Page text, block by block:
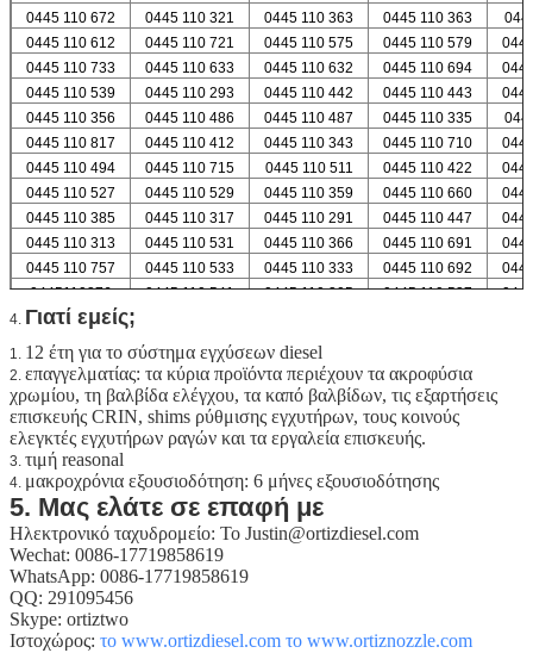
0445 110 672
0445 110 321 0445 110 363 0445 110 363
0445 110 612
0445 110 721 0445 110 575 0445 110 579
0445 110 733
0445 110 633 0445 110 632 0445 110 694
0445 110 539
0445 110 293 0445 110 442 0445 110 443
0445 110 356
0445 110 486 0445 110 487 0445 110 335
0445 110 817
0445 110 412 0445 110 343 0445 110 710
0445 110 494
0445 110 715 0445 110 511 0445 110 422
0445 110 527
0445 110 529 0445 110 359 0445 110 660
0445 110 385
0445 110 317 0445 110 291 0445 110 447
0445 110 313
0445 110 531 0445 110 366 0445 110 691
0445 110 757
0445 110 533 0445 110 333 0445 110 692
0445110376
0445 110 541 0445 110 305 0445 110 537
4. Γιατί εμείς;
1. 12 έτη για το σύστημα εγχύσεων diesel
2. επαγγελματίας: τα κύρια προϊόντα περιέχουν τα ακροφύσια
χρωμίου, τη βαλβίδα ελέγχου, τα καπό βαλβίδων, τις εξαρτήσεις
επισκευής CRIN, shims ρύθμισης εγχυτήρων, τους κοινούς
ελεγκτές εγχυτήρων ραγών και τα εργαλεία επισκευής.
3. τιμή reasonal
4. μακροχρόνια εξουσιοδότηση: 6 μήνες εξουσιοδότησης
5. Μας ελάτε σε επαφή με
Ηλεκτρονικό ταχυδρομείο: Το Justin@ortizdiesel.com
Wechat: 0086-17719858619
WhatsApp: 0086-17719858619
QQ: 291095456
Skype: ortiztwo
Ιστοχώρος: το www.ortizdiesel.com το www.ortiznozzle.com